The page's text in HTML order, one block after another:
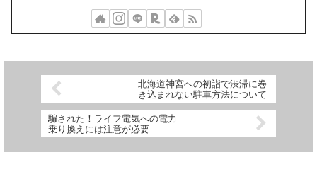
北海道神宮への初詣で渋滞に巻
き込まれない駐車方法について
騙された！ライフ電気への電力
乗り換えには注意が必要